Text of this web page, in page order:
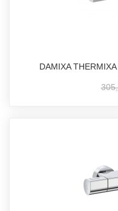
DAMIXA